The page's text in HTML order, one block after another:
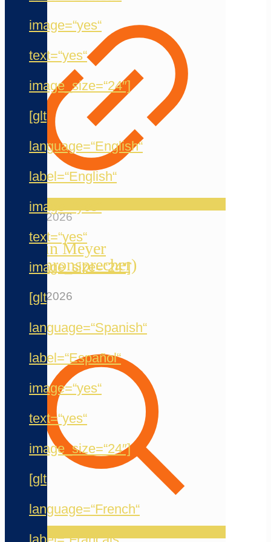
image=“yes“
text=“yes“
image_size=“24″]
[glt
language=“English“
label=“English“
image=“yes“
text=“yes“
image_size=“24″]
[glt
language=“Spanish“
label=“Español“
image=“yes“
text=“yes“
image_size=“24″]
[glt
language=“French“
20. Mai 2026
Jermain Meyer
(Synchronsprecher)
12. Mai 2026